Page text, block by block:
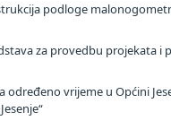
podloge
za provedbu projekata i
određeno vrijeme u Općini